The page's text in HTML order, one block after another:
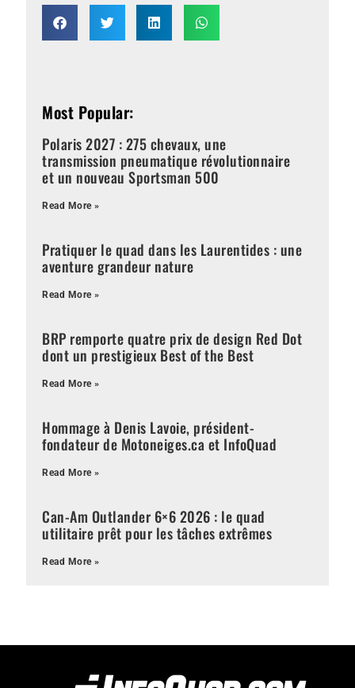
Most Popular:
Polaris 2027 : 275 chevaux, une
transmission pneumatique révolutionnaire
et un nouveau Sportsman 500
Read More »
Pratiquer le quad dans les Laurentides : une
aventure grandeur nature
Read More »
BRP remporte quatre prix de design Red Dot
dont un prestigieux Best of the Best
Read More »
Hommage à Denis Lavoie, président-
fondateur de Motoneiges.ca et InfoQuad
Read More »
Can-Am Outlander 6×6 2026 : le quad
utilitaire prêt pour les tâches extrêmes
Read More »